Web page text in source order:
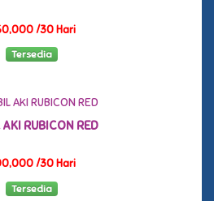
/30 Hari
Tersedia
RUBICON RED
/30 Hari
Tersedia